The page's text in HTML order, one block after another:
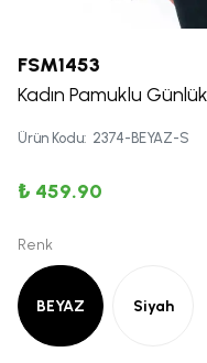
FSM1453
Kadın Pamuklu
Ürün Kodu: 2374-BEYAZ-S
₺ 459.90
Renk
BEYAZ Siyah